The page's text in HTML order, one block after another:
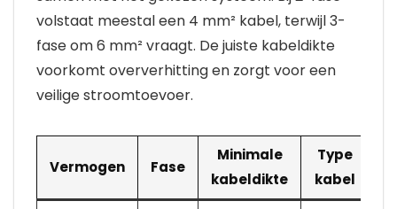
volstaat meestal een 4 mm² kabel, terwijl 3-
fase om 6 mm² vraagt. De juiste kabeldikte
voorkomt oververhitting en zorgt voor een
veilige stroomtoevoer.
Vermogen Fase
Minimale
kabeldikte
Type
kabel